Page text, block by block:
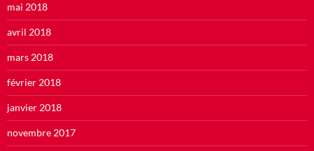
mai 2018
avril 2018
mars 2018
février 2018
janvier 2018
novembre 2017